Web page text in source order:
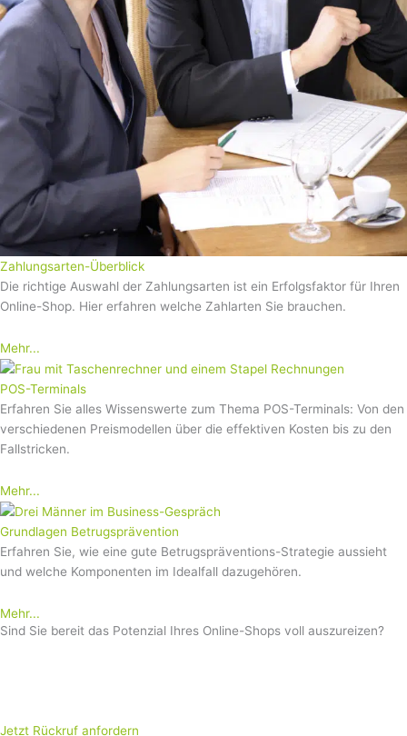
Zahlungsarten-Überblick
Die richtige Auswahl der Zahlungsarten ist ein Erfolgsfaktor für Ihren
Online-Shop. Hier erfahren welche Zahlarten Sie brauchen.
Mehr...
POS-Terminals
Erfahren Sie alles Wissenswerte zum Thema POS-Terminals: Von den
verschiedenen Preismodellen über die effektiven Kosten bis zu den
Fallstricken.
Mehr...
Grundlagen Betrugsprävention
Erfahren Sie, wie eine gute Betrugspräventions-Strategie aussieht
und welche Komponenten im Idealfall dazugehören.
Mehr...
Sind Sie bereit das Potenzial Ihres Online-Shops voll auszureizen?
Jetzt Rückruf anfordern